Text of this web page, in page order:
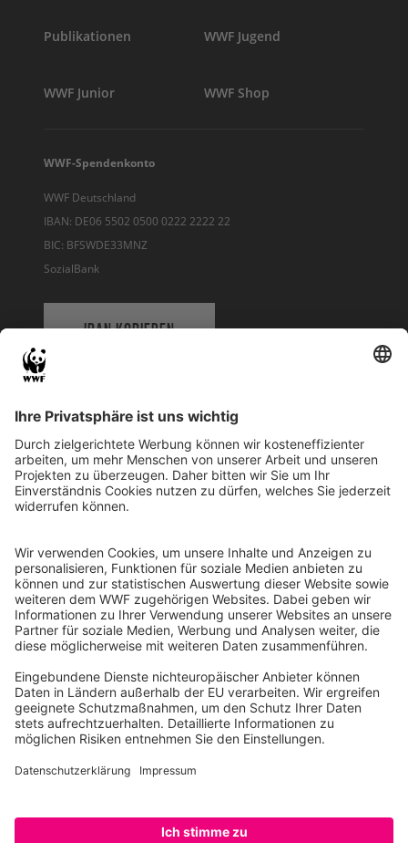
Publikationen WWF Jugend
WWF Junior WWF Shop
WWF-Spendenkonto
WWF Deutschland
IBAN: DE06 5502 0500 0222 2222 22
BIC: BFSWDE33MNZ
SozialBank
IBAN KOPIEREN
WWF Deutschland
Reinhardtstr. 18
10117 Berlin
Ihre Spende kann steuerlich geltend gemacht werden
Registriert als Stiftung WWF Deutschland, Senatsverwaltung für
Justiz Berlin, Az: 3416/976/2
Umsatzsteuer-Identifikationsnummer: DE 114236103
Freistellungsbescheid: Als gemeinnützige Körperschaft befreit
von der Körperschaftssteuer gem. §5 I 9 KStg. unter der
Steuernummer 27/641/09321